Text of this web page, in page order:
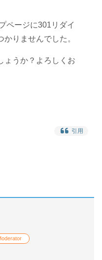
ページに301リダイ
りませんでした。
ょうか？よろしくお
引用